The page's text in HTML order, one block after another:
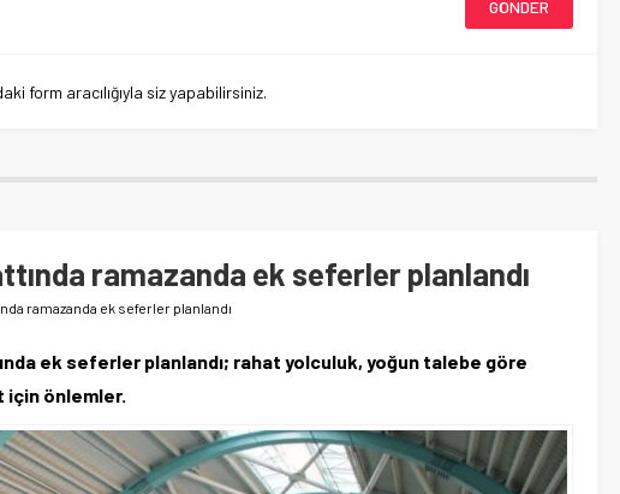
form aracılığıyla siz yapabilirsiniz.
ramazanda ek seferler planlandı
ramazanda ek seferler planlandı
ek seferler planlandı; rahat yolculuk, yoğun talebe göre
için önlemler.